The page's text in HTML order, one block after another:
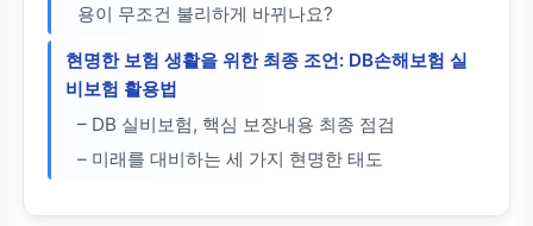
용이 무조건 불리하게 바뀌나요?
현명한 보험 생활을 위한 최종 조언: DB손해보험 실
비보험 활용법
– DB 실비보험, 핵심 보장내용 최종 점검
– 미래를 대비하는 세 가지 현명한 태도